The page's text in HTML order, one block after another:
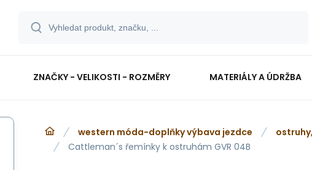
ZNAČKY - VELIKOSTI - ROZMĚRY MATERIÁLY A ÚDRŽBA
western móda-doplňky výbava jezdce
Cattleman´s řemínky k ostruhám GVR 04B